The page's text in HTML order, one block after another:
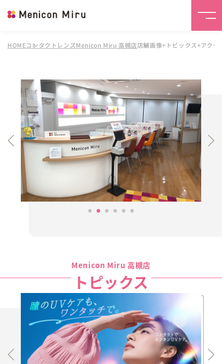
HOMEコンタクトレンズMenicon Miru 高槻店店舗画像+トピックス+アク
Menicon Miru 高槻店
トピックス